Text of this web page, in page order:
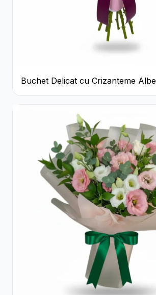
Buchet Delicat cu Crizanteme
Mov